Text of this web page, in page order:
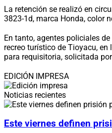
La retención se realizó en
3823-1d, marca Honda, color
En tanto, agentes policiales
recreo turístico de Tioyacu,
para requisitoria, solicitada
EDICIÓN IMPRESA
Noticias recientes
Este viernes definen